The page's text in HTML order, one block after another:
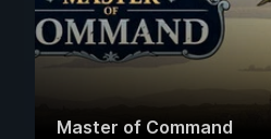
Master of Command